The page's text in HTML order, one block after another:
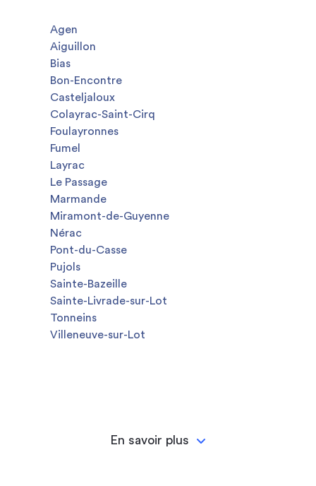
Agen
Aiguillon
Bias
Bon-Encontre
Casteljaloux
Colayrac-Saint-Cirq
Foulayronnes
Fumel
Layrac
Le Passage
Marmande
Miramont-de-Guyenne
Nérac
Pont-du-Casse
Pujols
Sainte-Bazeille
Sainte-Livrade-sur-Lot
Tonneins
Villeneuve-sur-Lot
En savoir plus